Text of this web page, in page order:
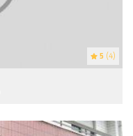
5 (4)